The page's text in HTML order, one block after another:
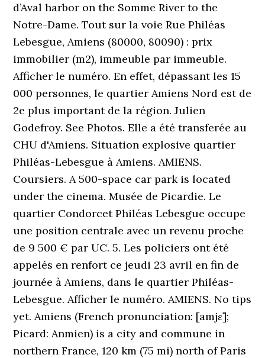
d’Aval harbor on the Somme River to the
Notre-Dame. Tout sur la voie Rue Philéas
Lebesgue, Amiens (80000, 80090) : prix
immobilier (m2), immeuble par immeuble.
Afficher le numéro. En effet, dépassant les 15
000 personnes, le quartier Amiens Nord est de
2e plus important de la région. Julien
Godefroy. See Photos. Elle a été transferée au
CHU d'Amiens. Situation explosive quartier
Philéas-Lebesgue à Amiens. AMIENS.
Coursiers. A 500-space car park is located
under the cinema. Musée de Picardie. Le
quartier Condorcet Philéas Lebesgue occupe
une position centrale avec un revenu proche
de 9 500 € par UC. 5. Les policiers ont été
appelés en renfort ce jeudi 23 avril en fin de
journée à Amiens, dans le quartier Philéas-
Lebesgue. Afficher le numéro. AMIENS. No tips
yet. Amiens (French pronunciation: [amjɛ̃];
Picard: Anmien) is a city and commune in
northern France, 120 km (75 mi) north of Paris